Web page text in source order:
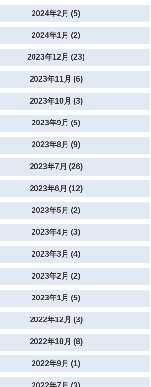
2024年2月 (5)
2024年1月 (2)
2023年12月 (23)
2023年11月 (6)
2023年10月 (3)
2023年9月 (5)
2023年8月 (9)
2023年7月 (26)
2023年6月 (12)
2023年5月 (2)
2023年4月 (3)
2023年3月 (4)
2023年2月 (2)
2023年1月 (5)
2022年12月 (3)
2022年10月 (8)
2022年9月 (1)